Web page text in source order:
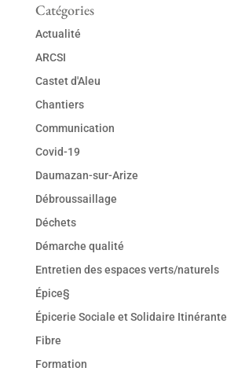
Catégories
Actualité
ARCSI
Castet d'Aleu
Chantiers
Communication
Covid-19
Daumazan-sur-Arize
Débroussaillage
Déchets
Démarche qualité
Entretien des espaces verts/naturels
Épice§
Épicerie Sociale et Solidaire Itinérante
Fibre
Formation